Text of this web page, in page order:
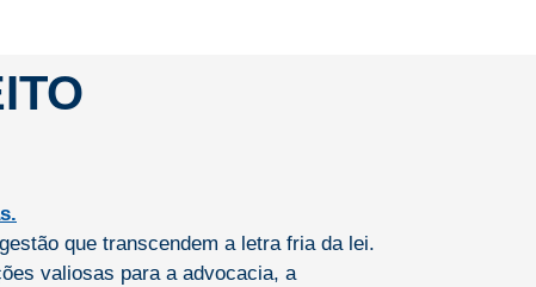
que transcendem a letra fria da lei.
valiosas para a advocacia, a